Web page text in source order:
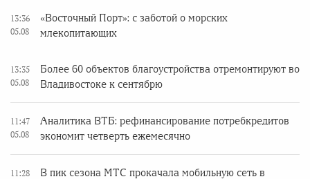
13:36
05.08
«Восточный Порт»: с заботой о морских
млекопитающих
13:35
05.08
Более 60 объектов благоустройства отремонтируют во
Владивостоке к сентябрю
11:47
05.08
Аналитика ВТБ: рефинансирование потребкредитов
экономит четверть ежемесячно
11:28
В пик сезона МТС прокачала мобильную сеть в